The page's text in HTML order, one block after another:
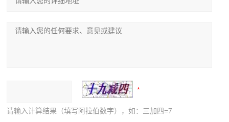
请输入计算结果（填写阿拉伯数字），如：三加四=7